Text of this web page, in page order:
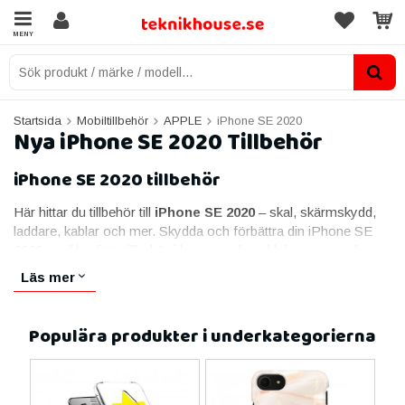
MENY
Startsida Mobiltillbehör APPLE iPhone SE 2020
Nya iPhone SE 2020 Tillbehör
iPhone SE 2020 tillbehör
Här hittar du tillbehör till iPhone SE 2020 – skal, skärmskydd,
laddare, kablar och mer. Skydda och förbättra din iPhone SE
Skal & fodral till iPhone SE 2020
Ett bra skal skyddar iPhone SE 2020 mot stötar, repor och fall.
Vi har allt från tunna, diskreta skal till stötsäkra fodral – i olika
Skärmskydd & härdat glas till iPhone SE 2020
Läs mer
Populära produkter i underkategorierna